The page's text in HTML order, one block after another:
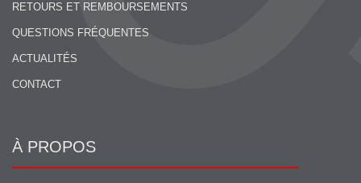
RETOURS ET REMBOURSEMENTS
QUESTIONS FRÉQUENTES
ACTUALITÉS
CONTACT
À PROPOS